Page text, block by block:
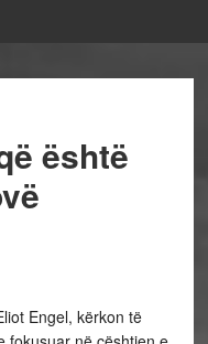
është
Engel, kërkon të